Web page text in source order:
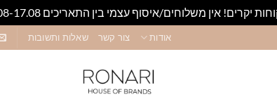
יקרים! אין משלוחים/איסוף עצמי בין התאריכים 09.08-17.08 !
אודות צור קשר שאלות ותשובות